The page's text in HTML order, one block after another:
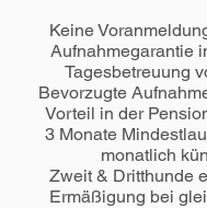
Keine
Aufnahmegarantie
Tagesbetreuung
Bevorzugte
Vorteil in der
3 Monate
monatlich
Zweit & Dritthunde
Ermäßigung bei